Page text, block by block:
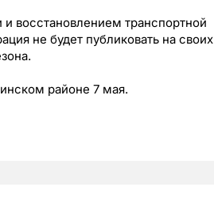
и восстановлением транспортной
не будет публиковать на своих
районе 7 мая.